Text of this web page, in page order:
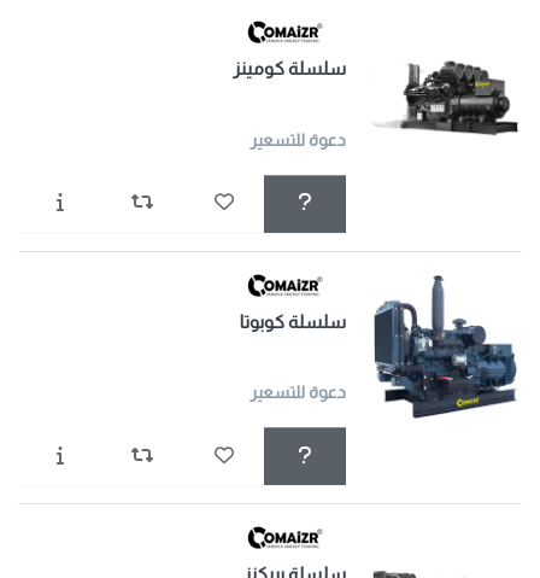
سلسلة كومينز
دعوة للتسعير
سلسلة كوبوتا
دعوة للتسعير